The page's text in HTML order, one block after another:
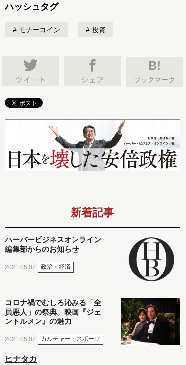
ハッシュタグ
モナーコイン 投資
B!
ブックマーク
新着記事
ハーバービジネスオンライン
編集部からのお知らせ
2021.05.07 政治・経済
コロナ禍でむしろ沁みる「全
員悪人」の祭典。映画『ジェ
ントルメン』の魅力
2021.05.07 カルチャー・スポーツ
ヒナタカ